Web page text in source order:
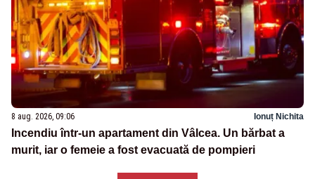
8 aug. 2026, 09:06 Ionuț Nichita
Incendiu într-un apartament din Vâlcea. Un bărbat a
murit, iar o femeie a fost evacuată de pompieri